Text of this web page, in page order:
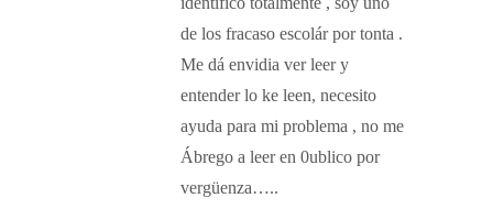
de los fracaso escolár por tonta .
Me dá envidia ver leer y
entender lo ke leen, necesito
ayuda para mi problema , no me
Ábrego a leer en 0ublico por
vergüenza…..